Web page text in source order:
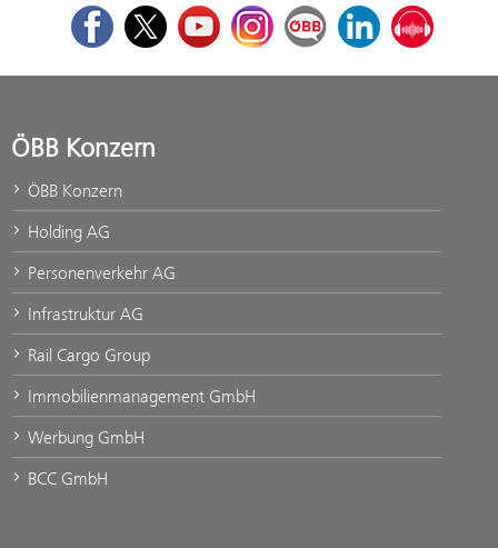
FacebookTwitterYoutubeInstagramÖBB Corporate Blog
LinkedInPodcast
ÖBB Konzern
ÖBB Konzern
Holding AG
Personenverkehr AG
Infrastruktur AG
Rail Cargo Group
Immobilienmanagement GmbH
Werbung GmbH
BCC GmbH